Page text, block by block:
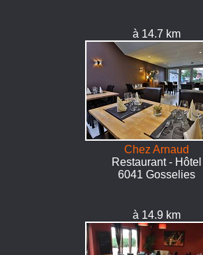
à 14.7 km
Chez Arnaud
Restaurant - Hôtel
6041 Gosselies
à 14.9 km